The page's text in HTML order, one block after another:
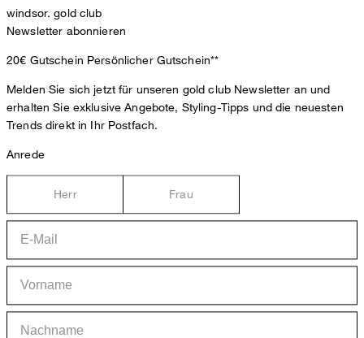
windsor. gold club
Newsletter abonnieren
20€ Gutschein Persönlicher Gutschein**
Melden Sie sich jetzt für unseren gold club Newsletter an und
erhalten Sie exklusive Angebote, Styling-Tipps und die neuesten
Trends direkt in Ihr Postfach.
Anrede
Herr Frau